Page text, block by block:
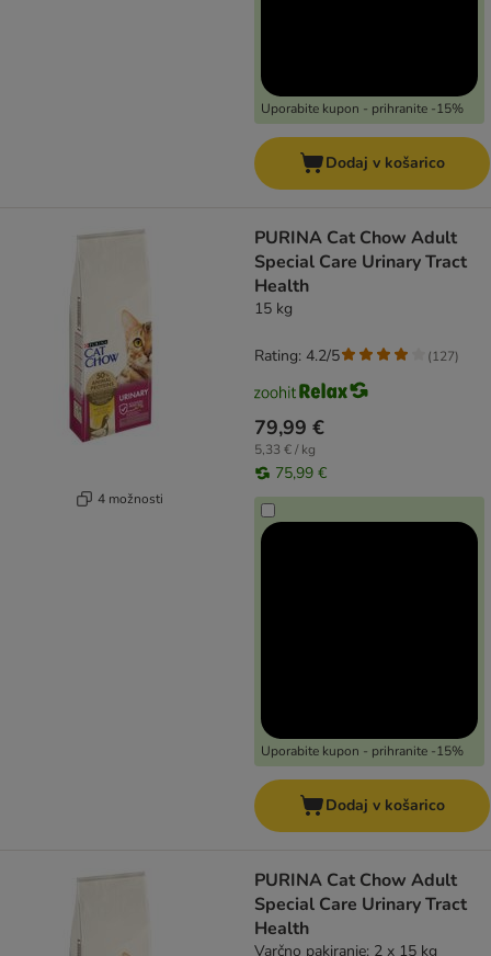
Uporabite kupon - prihranite -15%
Dodaj v košarico
4 možnosti
PURINA Cat Chow Adult
Special Care Urinary Tract
Health
15 kg
79,99 €
5,33 € / kg
75,99 €
Uporabite kupon - prihranite -15%
Rating: 4.2/5 (127)
Dodaj v košarico
PURINA Cat Chow Adult
Special Care Urinary Tract
Health
Varčno pakiranje: 2 x 15 kg